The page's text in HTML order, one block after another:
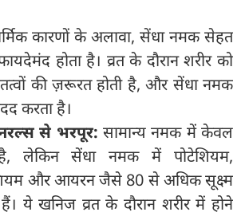
कारणों के अलावा, सेंधा नमक सेहत
होता है। व्रत के दौरान शरीर को
की ज़रूरत होती है, और सेंधा नमक
करता है।
से भरपूर: सामान्य नमक में केवल
है, लेकिन सेंधा नमक में पोटेशियम,
और आयरन जैसे 80 से अधिक सूक्ष्म
ये खनिज व्रत के दौरान शरीर में होने